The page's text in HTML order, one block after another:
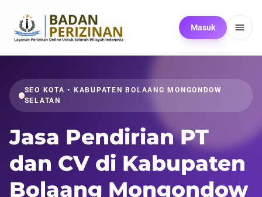
Masuk
SEO KOTA • KABUPATEN BOLAANG MONGONDOW
SELATAN
Jasa Pendirian PT
dan CV di Kabupaten
Bolaang Mongondow